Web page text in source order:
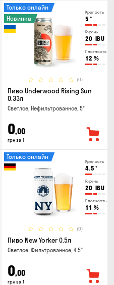
Крепость
5 °
Горечь
20 IBU
Плотность
12 %
(0)
Только онлайн
Новинка
Пиво Underwood Rising Sun
0.33л
Светлое, Нефильтрованное, 5°
0,00
грн за 1
Крепость
4.5 °
Горечь
20 IBU
Плотность
11 %
(0)
Только онлайн
Пиво New Yorker 0.5л
Светлое, Фильтрованное, 4.5°
0,00
грн за 1